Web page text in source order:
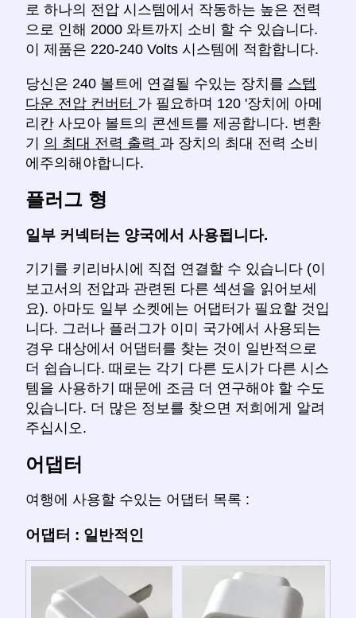
로 하나의 전압 시스템에서 작동하는 높은 전력
으로 인해 2000 와트까지 소비 할 수 있습니다.
이 제품은 220-240 Volts 시스템에 적합합니다.
당신은 240 볼트에 연결될 수있는 장치를 스텝
다운 전압 컨버터 가 필요하며 120 '장치에 아메
리칸 사모아 볼트의 콘센트를 제공합니다. 변환
기 의 최대 전력 출력 과 장치의 최대 전력 소비
에주의해야합니다.
플러그 형
일부 커넥터는 양국에서 사용됩니다.
기기를 키리바시에 직접 연결할 수 있습니다 (이
보고서의 전압과 관련된 다른 섹션을 읽어보세
요). 아마도 일부 소켓에는 어댑터가 필요할 것입
니다. 그러나 플러그가 이미 국가에서 사용되는
경우 대상에서 어댑터를 찾는 것이 일반적으로
더 쉽습니다. 때로는 각기 다른 도시가 다른 시스
템을 사용하기 때문에 조금 더 연구해야 할 수도
있습니다. 더 많은 정보를 찾으면 저희에게 알려
주십시오.
어댑터
여행에 사용할 수있는 어댑터 목록 :
어댑터 : 일반적인